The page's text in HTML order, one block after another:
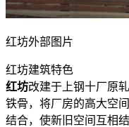
红坊外部图片
红坊建筑特色
红坊改建于上钢十厂原
铁骨，将厂房的高大空
结合，使新旧空间互相